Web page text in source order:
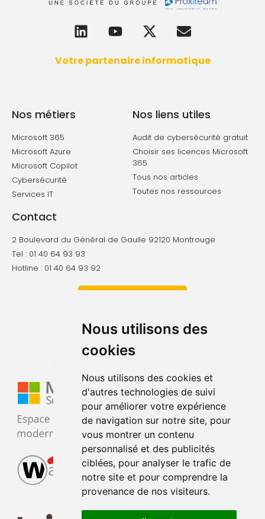
Nous utilisons des
cookies
Nous utilisons des cookies et
d'autres technologies de suivi
pour améliorer votre expérience
de navigation sur notre site, pour
vous montrer un contenu
personnalisé et des publicités
ciblées, pour analyser le trafic de
notre site et pour comprendre la
provenance de nos visiteurs.
Votre partenaire informatique
Nos métiers
Microsoft 365
Microsoft Azure
Microsoft Copilot
Cybersécurité
Services IT
Nos liens utiles
Audit de cybersécurité gratuit
Choisir ses licences Microsoft
365
Tous nos articles
Toutes nos ressources
Contact
2 Boulevard du Général de Gaulle 92120 Montrouge
Tel : 01 40 64 93 93
Hotline : 01 40 64 93 92
Français
English